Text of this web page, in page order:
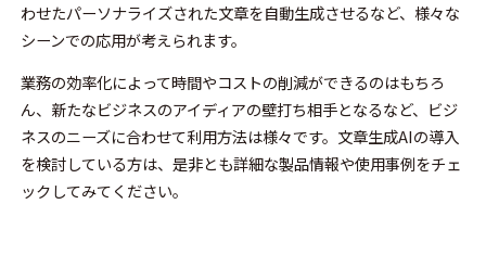
わせたパーソナライズされた文章を自動生成させるなど、様々な
シーンでの応用が考えられます。
業務の効率化によって時間やコストの削減ができるのはもちろ
ん、新たなビジネスのアイディアの壁打ち相手となるなど、ビジ
ネスのニーズに合わせて利用方法は様々です。文章生成AIの導入
を検討している方は、是非とも詳細な製品情報や使用事例をチェ
ックしてみてください。